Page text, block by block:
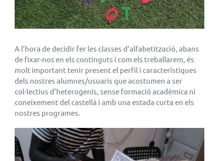
A l’hora de decidir fer les classes d’alfabetització, abans
de fixar-nos en els continguts i com els treballarem, és
molt important tenir present el perfil i característiques
dels nostres alumnes/usuaris que acostumen a ser
col·lectius d’heterogenis, sense formació acadèmica ni
coneixement del castellà i amb una estada curta en els
nostres programes.